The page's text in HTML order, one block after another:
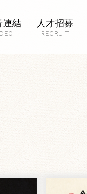
連結 人才招募
RECRUIT